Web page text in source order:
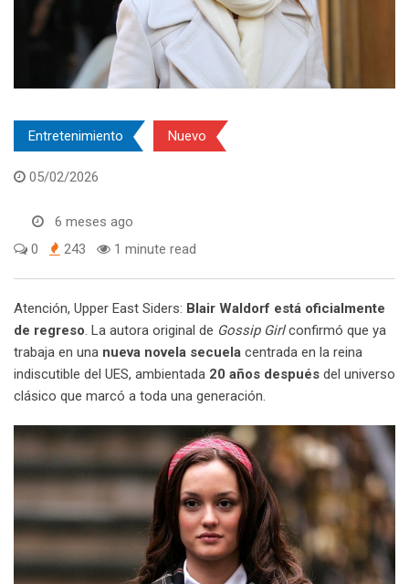
Entretenimiento Nuevo
05/02/2026
6 meses ago
0
243 1 minute read
Atención, Upper East Siders: Blair Waldorf está oficialmente
de regreso. La autora original de Gossip Girlconfirmó que ya
trabaja en una nueva novela secuela centrada en la reina
indiscutible del UES, ambientada 20 años después del universo
clásico que marcó a toda una generación.